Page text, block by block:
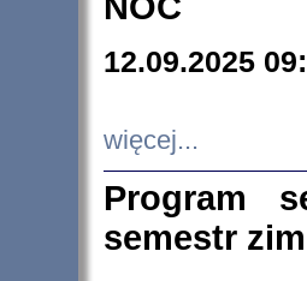
12.09.2025
więcej...
Program
semestr